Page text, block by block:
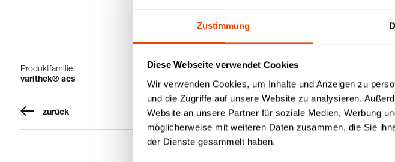
Zustimmung
Diese Webseite verwendet Cookies
Wir verwenden Cookies, um Inhalte und Anzeigen zu
und die Zugriffe auf unsere Website zu analysieren.
Website an unsere Partner für soziale Medien, Werbung
möglicherweise mit weiteren Daten zusammen, die Sie
der Dienste gesammelt haben.
Produktfamilie
varithek® acs
zurück
1-18 von 18 Produkten